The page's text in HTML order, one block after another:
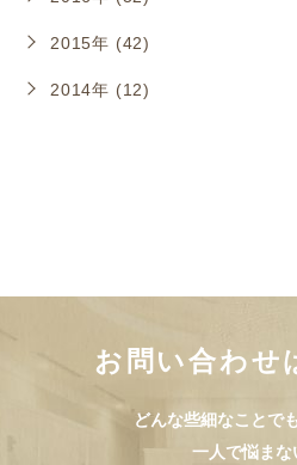
2015年 (42)
2014年 (12)
お問い合わせ
どんな些細なことで
一人で悩まな